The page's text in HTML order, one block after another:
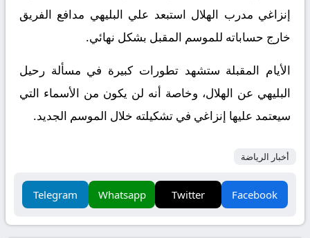
إنزاغي مدرب الهلال استبعد علي البليهي مدافع الفريق
خارج حساباته للموسم المقبل بشكل نهائي.
الأيام المقبلة ستشهد تطورات كبيرة في مسألة رحيل
البليهي عن الهلال، وخاصة أنه لن يكون من الأسماء التي
سيعتمد عليها إنزاغي في تشكيلته خلال الموسم الجديد.
أخبار الرياضة
Facebook
Twitter
Whatsapp
Telegram